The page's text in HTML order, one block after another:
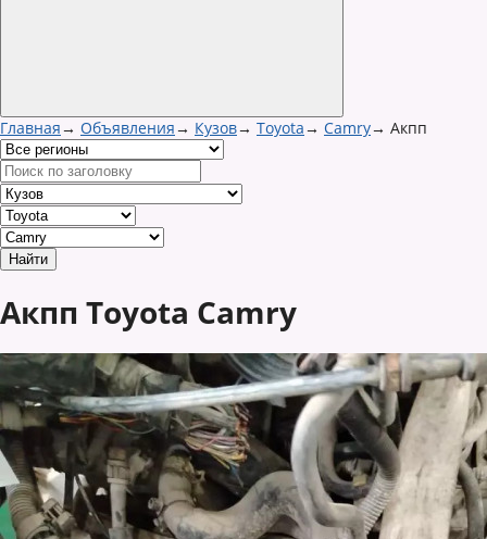
Главная→ Объявления→ Кузов→ Toyota→ Camry→ Акпп
Акпп Toyota Camry